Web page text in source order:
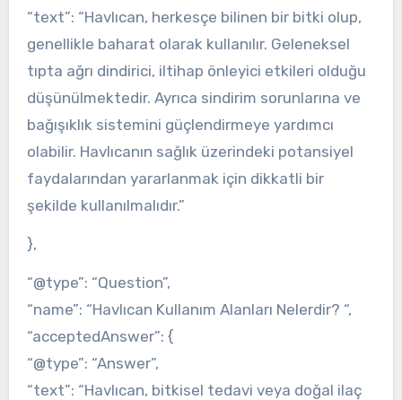
“text”: “Havlıcan, herkesçe bilinen bir bitki olup,
genellikle baharat olarak kullanılır. Geleneksel
tıpta ağrı dindirici, iltihap önleyici etkileri olduğu
düşünülmektedir. Ayrıca sindirim sorunlarına ve
bağışıklık sistemini güçlendirmeye yardımcı
olabilir. Havlıcanın sağlık üzerindeki potansiyel
faydalarından yararlanmak için dikkatli bir
şekilde kullanılmalıdır.”
},
“@type”: “Question”,
“name”: “Havlıcan Kullanım Alanları Nelerdir? “,
“acceptedAnswer”: {
“@type”: “Answer”,
“text”: “Havlıcan, bitkisel tedavi veya doğal ilaç